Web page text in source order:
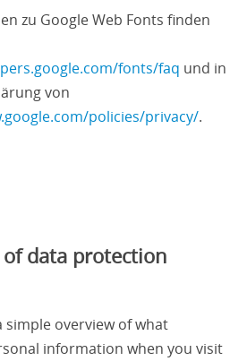
zu Google Web Fonts finden
fonts/faq und in
von
policies/privacy/.
data protection
simple overview of what
information when you visit